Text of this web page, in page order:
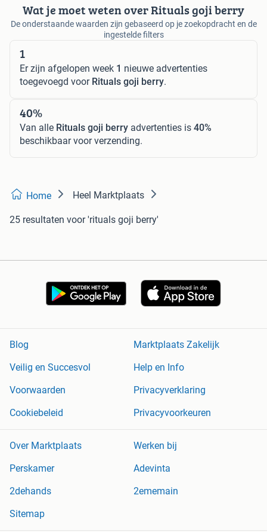
Wat je moet weten over Rituals goji berry
De onderstaande waarden zijn gebaseerd op je zoekopdracht en de
ingestelde filters
1
Er zijn afgelopen week 1 nieuwe advertenties
toegevoegd voor Rituals goji berry.
40%
Van alle Rituals goji berry advertenties is 40%
beschikbaar voor verzending.
Home Heel Marktplaats
25 resultaten voor 'rituals goji berry'
Blog
Marktplaats Zakelijk
Veilig en Succesvol
Help en Info
Voorwaarden
Privacyverklaring
Cookiebeleid
Privacyvoorkeuren
Over Marktplaats
Werken bij
Perskamer
Adevinta
2dehands
2ememain
Sitemap